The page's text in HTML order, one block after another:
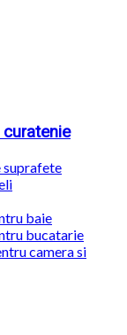
baie
bucatarie
camera si